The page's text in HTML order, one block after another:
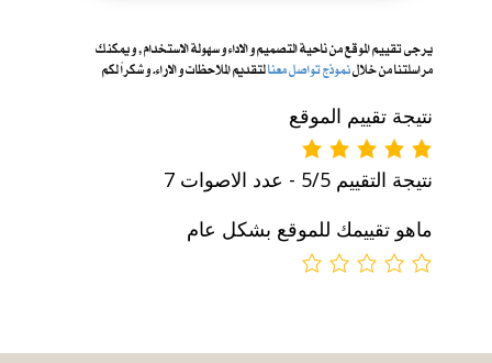
يرجى تقييم الموقع من ناحية التصميم و الاداء و سهولة الاستخدام , و يمكنك
مراسلتنا من خلالنموذج تواصل معنالتقديم الملاحظات و الاراء. و شكراً لكم
نتيجة تقييم الموقع
نتيجة التقييم 5/5 - عدد الاصوات 7
ماهو تقييمك للموقع بشكل عام